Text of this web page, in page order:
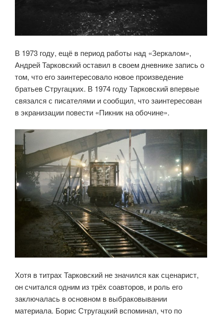
В 1973 году, ещё в период работы над «Зеркалом»,
Андрей Тарковский оставил в своем дневнике запись о
том, что его заинтересовало новое произведение
братьев Стругацких. В 1974 году Тарковский впервые
связался с писателями и сообщил, что заинтересован
в экранизации повести «Пикник на обочине».
Хотя в титрах Тарковский не значился как сценарист,
он считался одним из трёх соавторов, и роль его
заключалась в основном в выбраковывании
материала. Борис Стругацкий вспоминал, что по